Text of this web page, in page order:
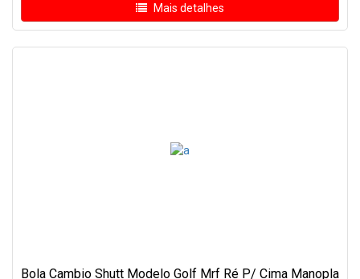
Mais detalhes
Bola Cambio Shutt Modelo Golf Mrf Ré P/ Cima Manopla